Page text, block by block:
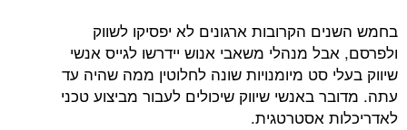
בחמש השנים הקרובות ארגונים לא יפסיקו לשווק
ולפרסם, אבל מנהלי משאבי אנוש יידרשו לגייס אנשי
שיווק בעלי סט מיומנויות שונה לחלוטין ממה שהיה עד
עתה. מדובר באנשי שיווק שיכולים לעבור מביצוע טכני
לאדריכלות אסטרטגית.